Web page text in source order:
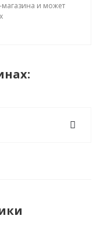
магазина и может